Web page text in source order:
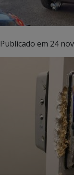
Publicado em 24